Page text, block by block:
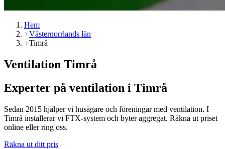
Hem
Västernorrlands län
Timrå
Ventilation Timrå
Experter på ventilation i Timrå
Sedan 2015 hjälper vi husägare och föreningar med ventilation. I
Timrå installerar vi FTX-system och byter aggregat. Räkna ut priset
online eller ring oss.
Räkna ut ditt pris